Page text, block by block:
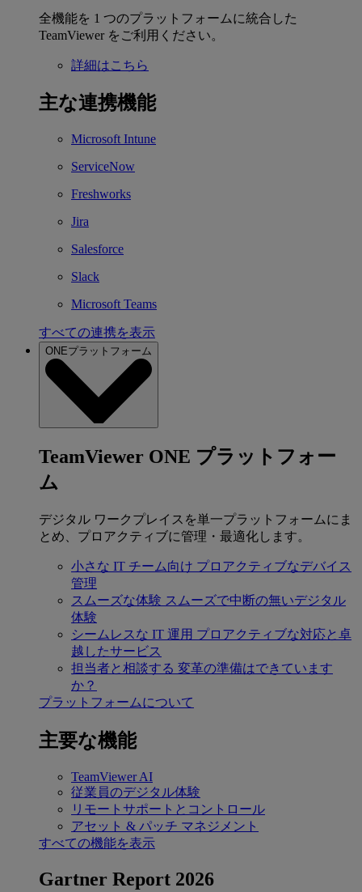
全機能を 1 つのプラットフォームに統合した
TeamViewer をご利用ください。
詳細はこちら
主な連携機能
Microsoft Intune
ServiceNow
Freshworks
Jira
Salesforce
Slack
Microsoft Teams
すべての連携を表示
ONEプラットフォーム
TeamViewer ONE プラットフォー
ム
デジタル ワークプレイスを単一プラットフォームにま
とめ、プロアクティブに管理・最適化します。
小さな IT チーム向け プロアクティブなデバイス
管理
スムーズな体験 スムーズで中断の無いデジタル
体験
シームレスな IT 運用 プロアクティブな対応と卓
越したサービス
担当者と相談する 変革の準備はできています
か？
プラットフォームについて
主要な機能
TeamViewer AI
従業員のデジタル体験
リモートサポートとコントロール
アセット & パッチ マネジメント
すべての機能を表示
Gartner Report 2026